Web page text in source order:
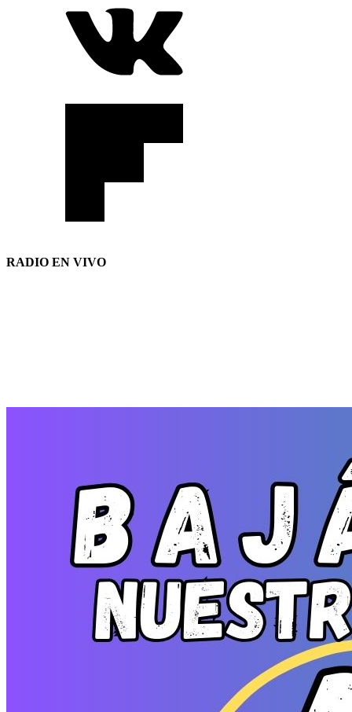
RADIO EN VIVO